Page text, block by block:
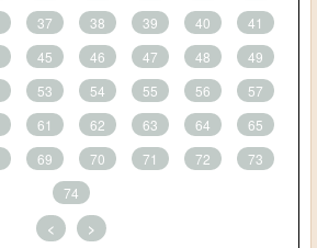
37 38 39 40
41
45 46 47 48
49
53 54 55 56
57
61 62 63 64
65
69 70 71 72
73
74
< >